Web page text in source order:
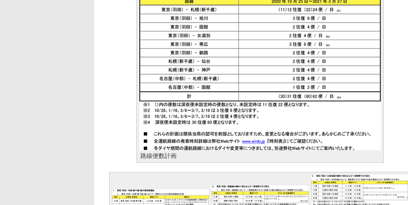
路線便数計画